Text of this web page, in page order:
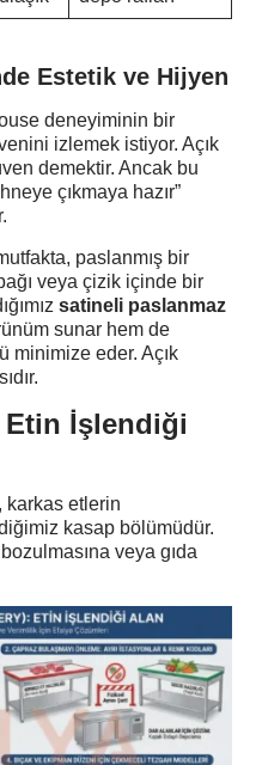
Estetik ve Hijyen
deneyiminin bir
izlemek istiyor. Açık
demektir. Ancak bu
çıkmaya hazır”
paslanmış bir
veya çizik içinde bir
satineli paslanmaz
sunar hem de
minimize eder. Açık
Etin İşlendiği
karkas etlerin
kasap bölümüdür.
veya gıda